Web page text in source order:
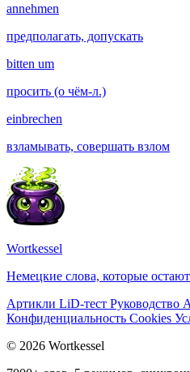
annehmen
предполагать, допускать
bitten um
просить (о чём-л.)
einbrechen
взламывать, совершать взлом
Wortkessel
Немецкие слова, которые
Артикли LiD-тест Руководство
Конфиденциальность Cookies
© 2026 Wortkessel